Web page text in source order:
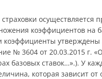
страховки осуществляется
коэффициентов на
коэффициенты утверждены
№ 3604 от 20.03.2015 г.
базовых ставок…».). У
которая зависит